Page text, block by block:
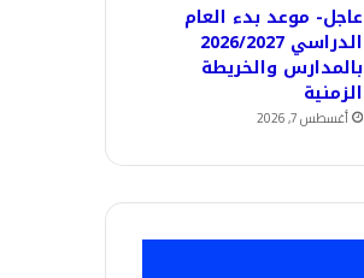
عاجل- موعد بدء العام
الدراسي 2026/2027
بالمدارس والخريطة
الزمنية
أغسطس 7, 2026